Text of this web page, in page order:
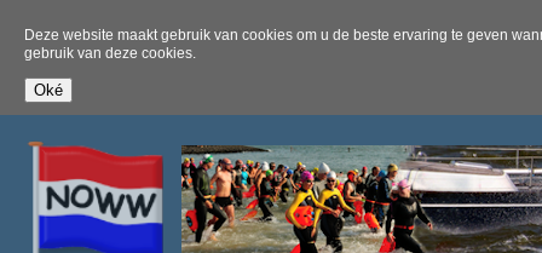
Deze website maakt gebruik van cookies om u de beste ervaring te geven
gebruik van deze cookies.